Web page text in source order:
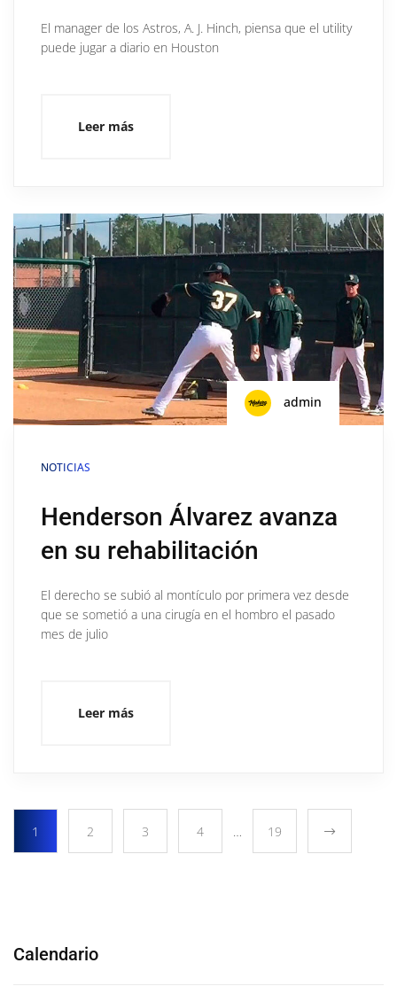
El manager de los Astros, A. J. Hinch, piensa que el utility
puede jugar a diario en Houston
Leer más
admin
NOTICIAS
Henderson Álvarez avanza
en su rehabilitación
El derecho se subió al montículo por primera vez desde
que se sometió a una cirugía en el hombro el pasado
mes de julio
Leer más
1 2 3 4 … 19
Calendario